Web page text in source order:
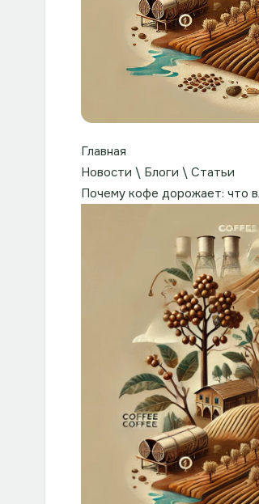
Главная
Новости \ Блоги \ Статьи
Почему кофе дорожает: что